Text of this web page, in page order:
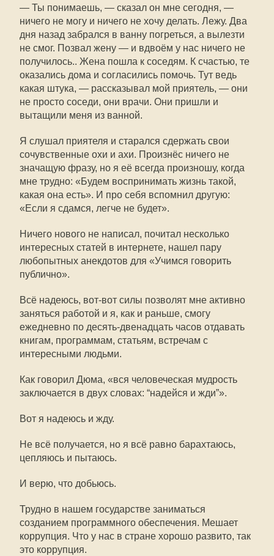
— Ты понимаешь, — сказал он мне сегодня, —
ничего не могу и ничего не хочу делать. Лежу. Два
дня назад забрался в ванну погреться, а вылезти
не смог. Позвал жену — и вдвоём у нас ничего не
получилось.. Жена пошла к соседям. К счастью, те
оказались дома и согласились помочь. Тут ведь
какая штука, — рассказывал мой приятель, — они
не просто соседи, они врачи. Они пришли и
вытащили меня из ванной.
Я слушал приятеля и старался сдержать свои
сочувственные охи и ахи. Произнёс ничего не
значащую фразу, но я её всегда произношу, когда
мне трудно: «Будем воспринимать жизнь такой,
какая она есть». И про себя вспомнил другую:
«Если я сдамся, легче не будет».
Ничего нового не написал, почитал несколько
интересных статей в интернете, нашел пару
любопытных анекдотов для «Учимся говорить
публично».
Всё надеюсь, вот-вот силы позволят мне активно
заняться работой и я, как и раньше, смогу
ежедневно по десять-двенадцать часов отдавать
книгам, программам, статьям, встречам с
интересными людьми.
Как говорил Дюма, «вся человеческая мудрость
заключается в двух словах: “надейся и жди”».
Вот я надеюсь и жду.
Не всё получается, но я всё равно барахтаюсь,
цепляюсь и пытаюсь.
И верю, что добьюсь.
Трудно в нашем государстве заниматься
созданием программного обеспечения. Мешает
коррупция. Что у нас в стране хорошо развито, так
это коррупция.